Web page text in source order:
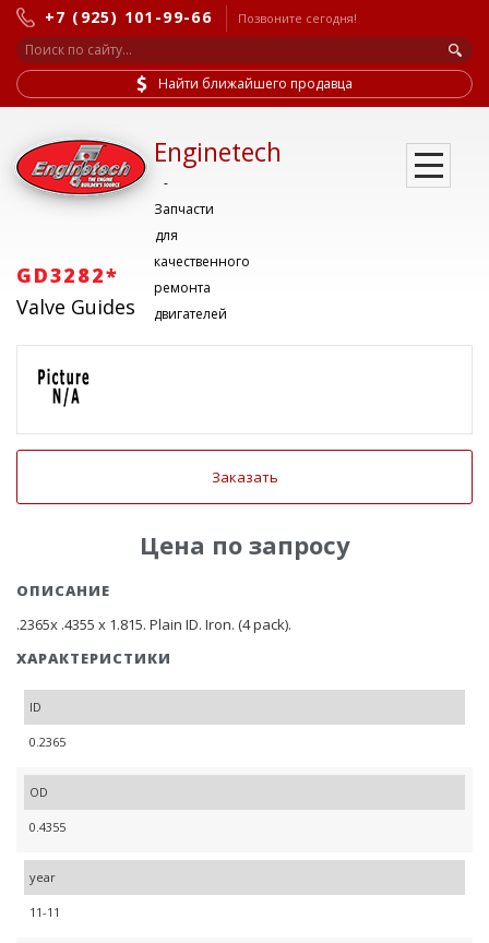
+7 (925) 101-99-66 Позвоните сегодня!
Найти ближайшего продавца
Enginetech
-
Запчасти
для
качественного
ремонта
двигателей
GD3282*
Valve Guides
Заказать
Цена по запросу
ОПИСАНИЕ
.2365x .4355 x 1.815. Plain ID. Iron. (4 pack).
ХАРАКТЕРИСТИКИ
ID
0.2365
OD
0.4355
year
11-11